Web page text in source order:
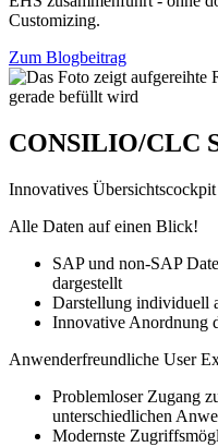
Customizing.
Zum Blogbeitrag
CONSILIO/CLC
Innovatives Übersichtscockpit
Alle Daten auf einen Blick!
SAP und non-SAP
dargestellt
Darstellung individuell
Innovative Anordnung
Anwenderfreundliche User
Problemloser Zugang
unterschiedlichen
Modernste